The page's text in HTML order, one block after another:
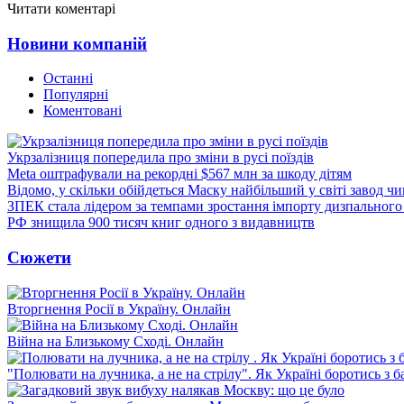
Читати коментарі
Новини компаній
Останні
Популярні
Коментовані
Укрзалізниця попередила про зміни в русі поїздів
Meta оштрафували на рекордні $567 млн за шкоду дітям
Відомо, у скільки обійдеться Маску найбільший у світі завод
ЗПЕК стала лідером за темпами зростання імпорту
РФ знищила 900 тисяч книг одного з видавництв
Сюжети
Вторгнення Росії в Україну. Онлайн
Війна на Близькому Сході. Онлайн
"Полювати на лучника, а не на стрілу". Як Україні боротись з